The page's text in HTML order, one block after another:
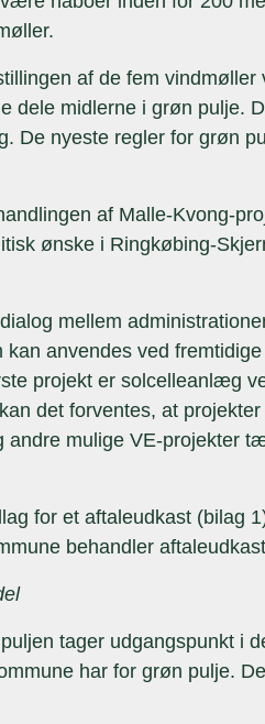
af de fem
dele midlerne i grøn pulje.
De nyeste regler for grøn
af Malle-Kvong-
ønske i Ringkøbing-
mellem
kan anvendes ved
projekt er solcelleanlæg
det forventes, at
andre mulige VE-projekter
for et aftaleudkast (bilag
behandler
tager udgangspunkt i
har for grøn pulje.